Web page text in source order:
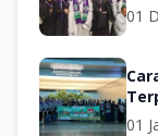
01
01